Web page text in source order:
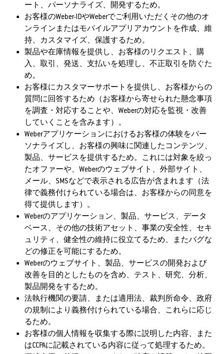
ート、パーソナライズ、開発するため。
お客様のWeber-IDやWeberでご利用いただくその他のオ
ンラインまたはモバイルアプリアカウントを作成、維
持、カスタマイズ、保護するため。
製品や在庫情報を提供し、お客様のリクエスト、購
入、取引、発送、支払いを処理し、不正取引を防ぐた
め。
お客様にカスタマーサポートを提供し、お客様からの
質問に回答するため（お客様から寄せられた懸念事項
を調査・対応することや、Weberの対応を監視・改善
していくことを含みます）。
Weberアプリケーションにおけるお客様の体験をパー
ソナライズし、お客様の興味に関連したコンテンツ、
製品、サービスを提供するため。これには対象を絞っ
たオファーや、Weberのウェブサイト、外部サイト、
メール、SMSなどで表示される広告が含まれます（法
律で義務付けられている場合は、お客様からの同意を
得て提供します）。
Weberのアプリケーション、製品、サービス、データ
ベース、その他の技術アセット、事業の安全性、セキ
ュリティ、健全性の維持に役立てるため、またバグな
どの修正を可能にするため。
Weberのウェブサイト、製品、サービスの開発および
改善を目的としたものを含め、テスト、研究、分析、
製品開発をするため。
法執行機関の要請、または適用法、裁判所命令、政府
の規制により義務付けられている場合、これらに応じ
るため。
お客様の個人情報を収集する際に説明した内容、また
はCCPAに記載されている内容に従って処理するため。